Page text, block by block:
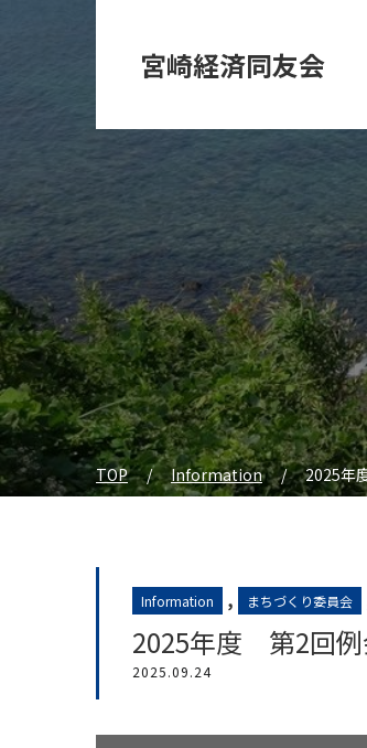
宮崎経済同友会
TOP Information 2025年
Information , まちづくり委員会
2025年度 第2回例
2025.09.24